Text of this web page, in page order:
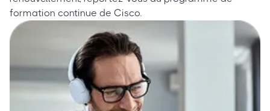
formation continue de Cisco.